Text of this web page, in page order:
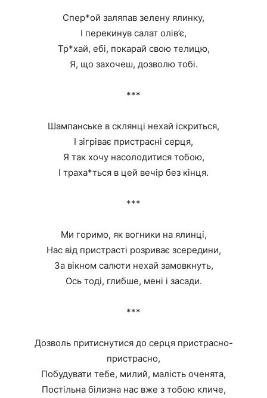
Спер*ой заляпав зелену ялинку,
І перекинув салат олів’є,
Тр*хай, ебі, покарай свою телицю,
Я, що захочеш, дозволю тобі.
***
Шампанське в склянці нехай іскриться,
І зігріває пристрасні серця,
Я так хочу насолодитися тобою,
І траха*ться в цей вечір без кінця.
***
Ми горимо, як вогники на ялинці,
Нас від пристрасті розриває зсередини,
За вікном салюти нехай замовкнуть,
Ось тоді, глибше, мені і засади.
***
Дозволь притиснутися до серця пристрасно-
пристрасно,
Побудувати тебе, милий, малість оченята,
Постільна білизна нас вже з тобою кличе,